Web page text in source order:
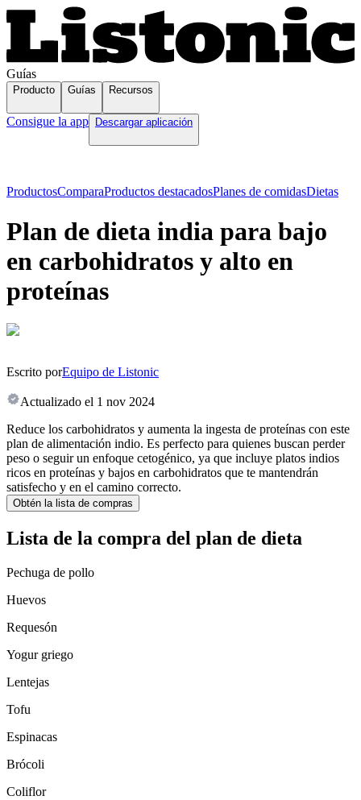
Guías
Producto Guías Recursos
Consigue la app Descargar aplicación
ProductosComparaProductos destacadosPlanes de comidasDietas
Plan de dieta india para bajo
en carbohidratos y alto en
proteínas
Escrito porEquipo de Listonic
Actualizado el 1 nov 2024
Reduce los carbohidratos y aumenta la ingesta de proteínas con este
plan de alimentación indio. Es perfecto para quienes buscan perder
peso o seguir un enfoque cetogénico, ya que incluye platos indios
ricos en proteínas y bajos en carbohidratos que te mantendrán
satisfecho y en el camino correcto.
Obtén la lista de compras
Lista de la compra del plan de dieta
Pechuga de pollo
Huevos
Requesón
Yogur griego
Lentejas
Tofu
Espinacas
Brócoli
Coliflor